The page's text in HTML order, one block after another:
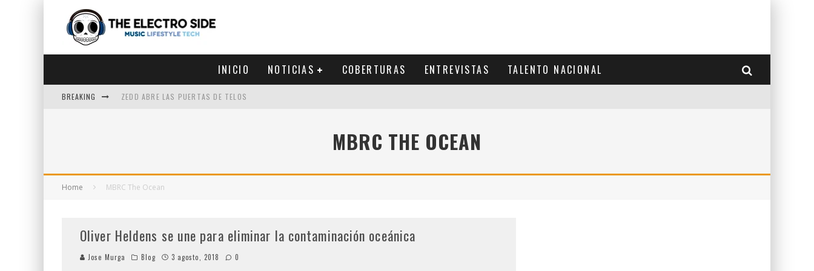
INICIO NOTICIAS COBERTURAS ENTREVISTAS TALENTO NACIONAL
BREAKING ZEDD ABRE LAS PUERTAS DE TELOS
MBRC THE OCEAN
Home MBRC The Ocean
Oliver Heldens se une para eliminar la contaminación oceánica
Jose Murga Blog 3 agosto, 2018 0